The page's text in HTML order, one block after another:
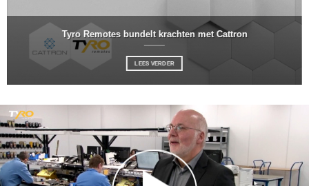
Tyro Remotes bundelt krachten met Cattron
LEES VERDER